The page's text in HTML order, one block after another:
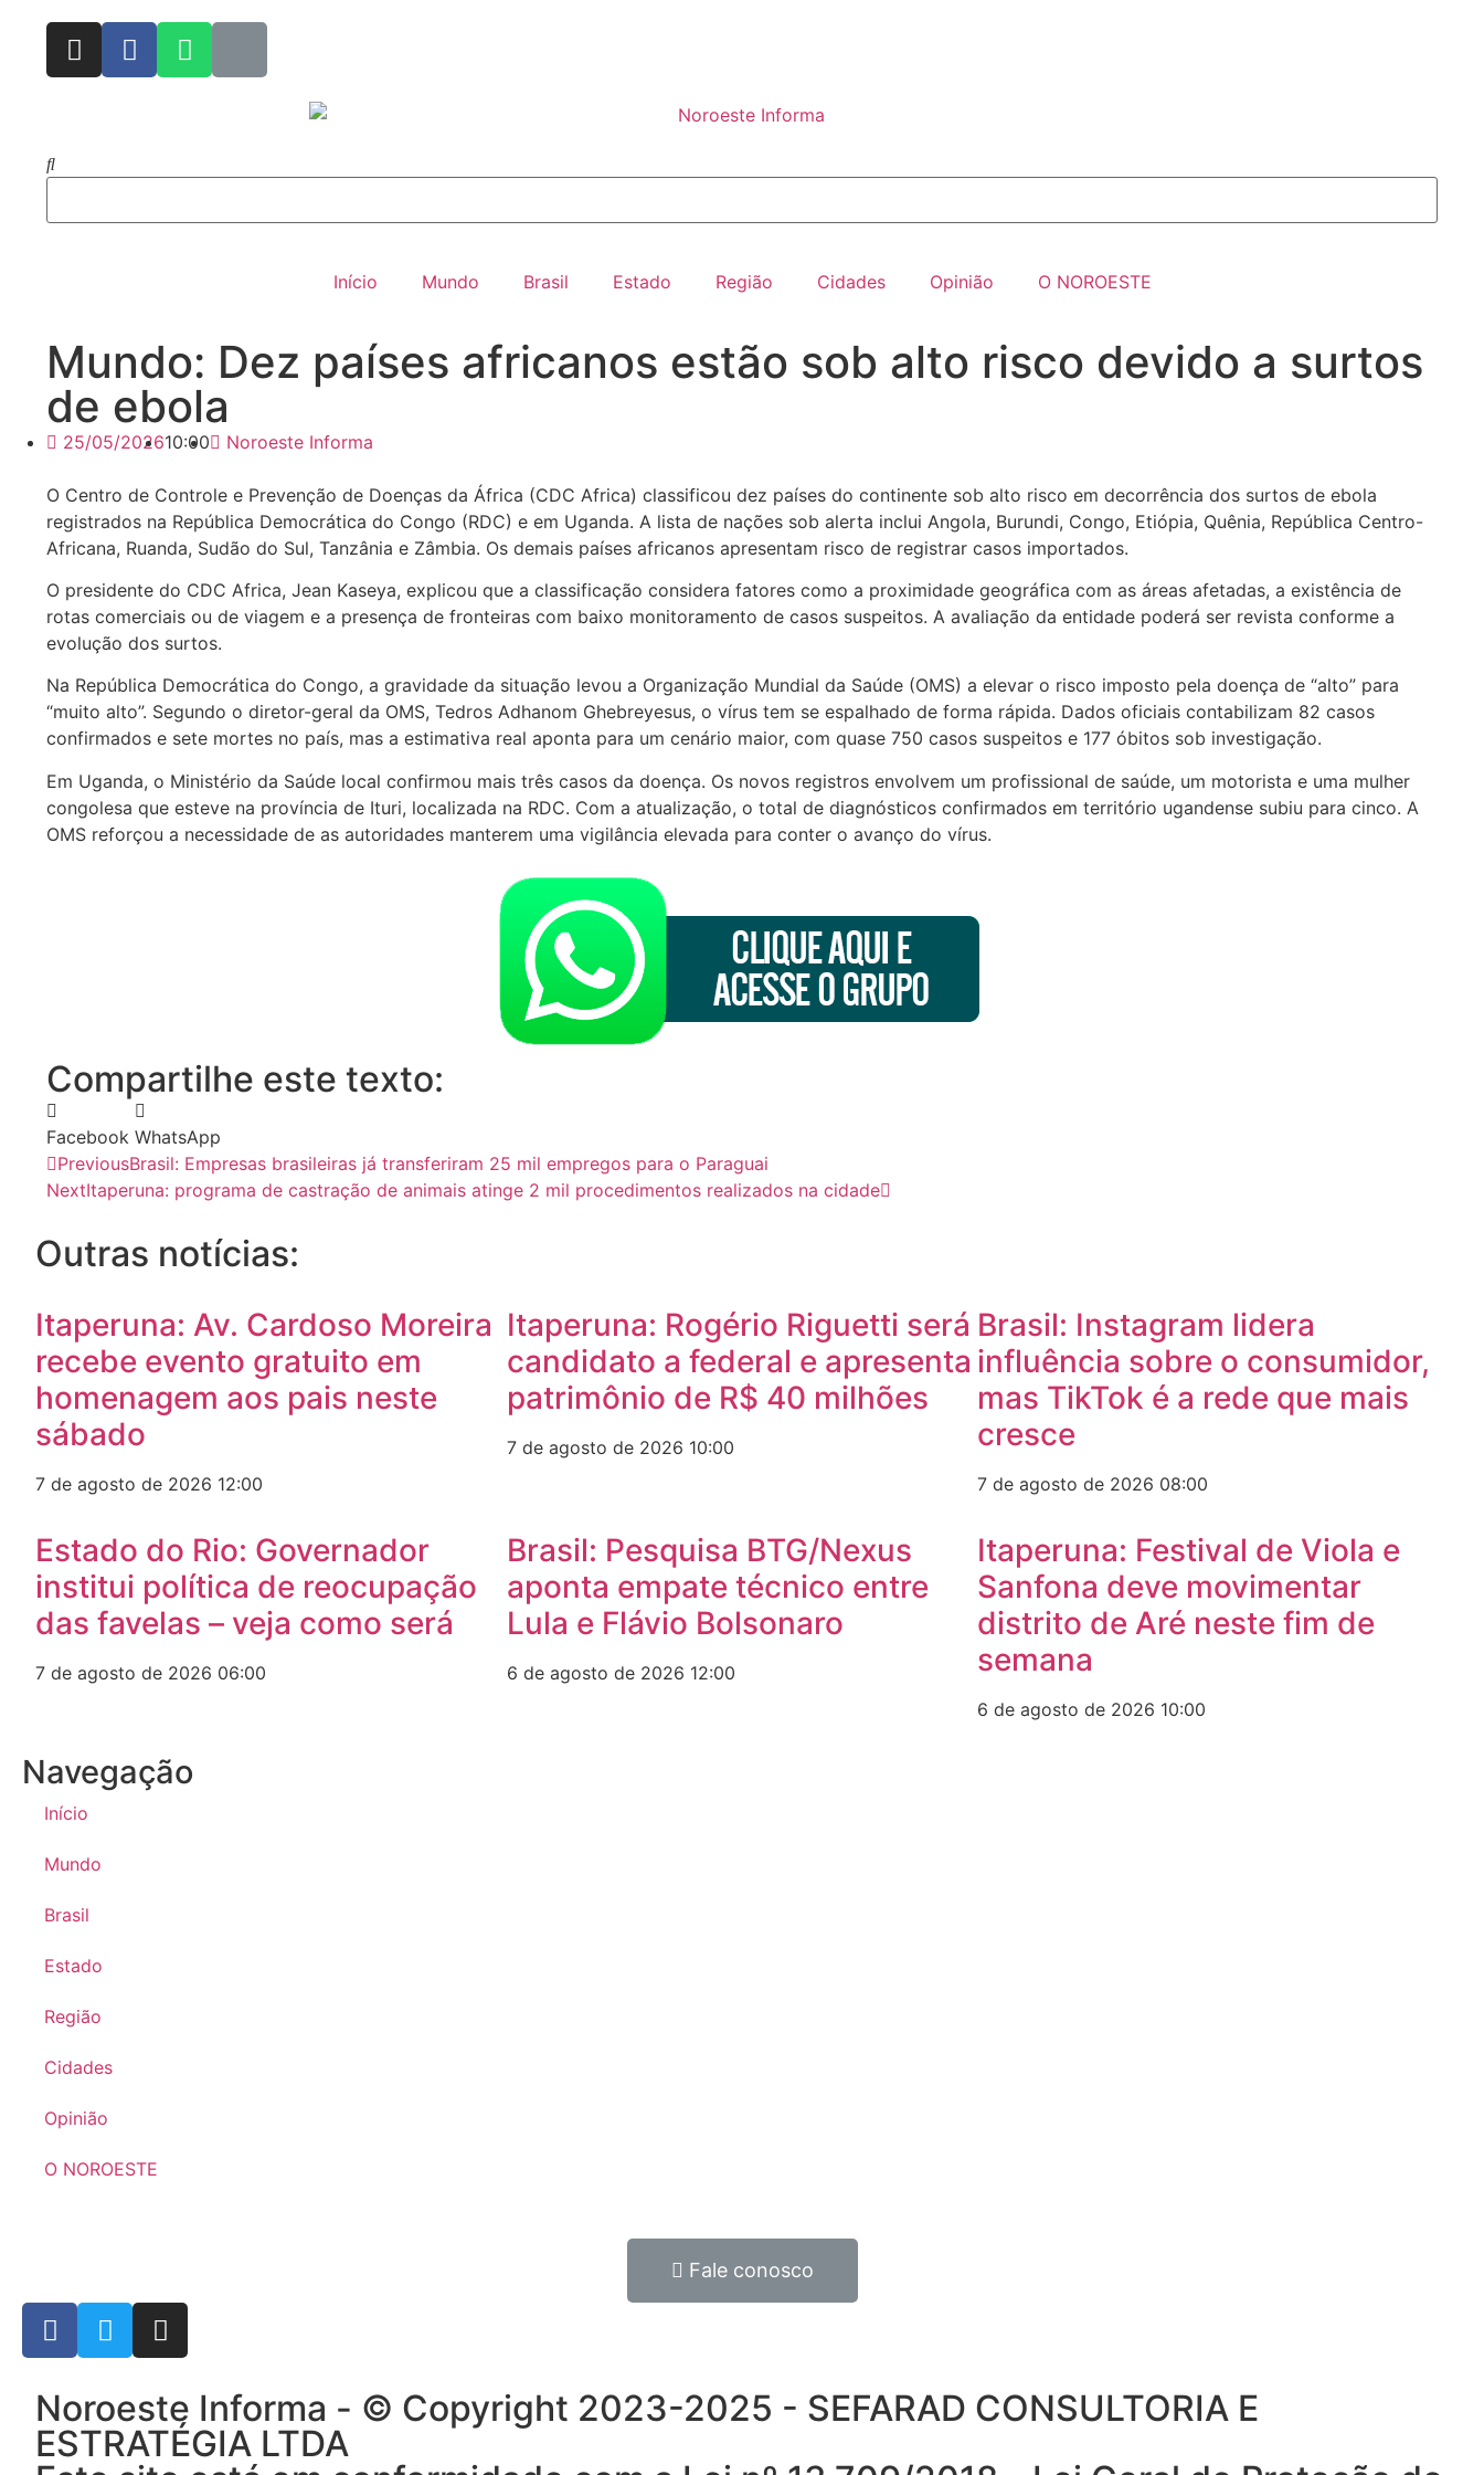
Início Mundo Brasil Estado Região Cidades Opinião O NOROESTE
Mundo: Dez países africanos estão sob alto risco devido a surtos
de ebola
25/05/202610:00 Noroeste Informa
O Centro de Controle e Prevenção de Doenças da África (CDC Africa) classificou dez países do continente sob alto risco em decorrência dos surtos de ebola
registrados na República Democrática do Congo (RDC) e em Uganda. A lista de nações sob alerta inclui Angola, Burundi, Congo, Etiópia, Quênia, República Centro-
Africana, Ruanda, Sudão do Sul, Tanzânia e Zâmbia. Os demais países africanos apresentam risco de registrar casos importados.
O presidente do CDC Africa, Jean Kaseya, explicou que a classificação considera fatores como a proximidade geográfica com as áreas afetadas, a existência de
rotas comerciais ou de viagem e a presença de fronteiras com baixo monitoramento de casos suspeitos. A avaliação da entidade poderá ser revista conforme a
evolução dos surtos.
Na República Democrática do Congo, a gravidade da situação levou a Organização Mundial da Saúde (OMS) a elevar o risco imposto pela doença de “alto” para
“muito alto”. Segundo o diretor-geral da OMS, Tedros Adhanom Ghebreyesus, o vírus tem se espalhado de forma rápida. Dados oficiais contabilizam 82 casos
confirmados e sete mortes no país, mas a estimativa real aponta para um cenário maior, com quase 750 casos suspeitos e 177 óbitos sob investigação.
Em Uganda, o Ministério da Saúde local confirmou mais três casos da doença. Os novos registros envolvem um profissional de saúde, um motorista e uma mulher
congolesa que esteve na província de Ituri, localizada na RDC. Com a atualização, o total de diagnósticos confirmados em território ugandense subiu para cinco. A
OMS reforçou a necessidade de as autoridades manterem uma vigilância elevada para conter o avanço do vírus.
Compartilhe este texto:
Facebook WhatsApp
PreviousBrasil: Empresas brasileiras já transferiram 25 mil empregos para o Paraguai
NextItaperuna: programa de castração de animais atinge 2 mil procedimentos realizados na cidade
Outras notícias:
Itaperuna: Av. Cardoso Moreira
recebe evento gratuito em
homenagem aos pais neste
sábado
7 de agosto de 2026 12:00
Itaperuna: Rogério Riguetti será
candidato a federal e apresenta
patrimônio de R$ 40 milhões
7 de agosto de 2026 10:00
Brasil: Instagram lidera
influência sobre o consumidor,
mas TikTok é a rede que mais
cresce
7 de agosto de 2026 08:00
Estado do Rio: Governador
institui política de reocupação
das favelas – veja como será
7 de agosto de 2026 06:00
Brasil: Pesquisa BTG/Nexus
aponta empate técnico entre
Lula e Flávio Bolsonaro
6 de agosto de 2026 12:00
Itaperuna: Festival de Viola e
Sanfona deve movimentar
distrito de Aré neste fim de
semana
6 de agosto de 2026 10:00
Navegação
Início
Mundo
Brasil
Estado
Região
Cidades
Opinião
O NOROESTE
Fale conosco
Noroeste Informa - © Copyright 2023-2025 - SEFARAD CONSULTORIA E
ESTRATÉGIA LTDA